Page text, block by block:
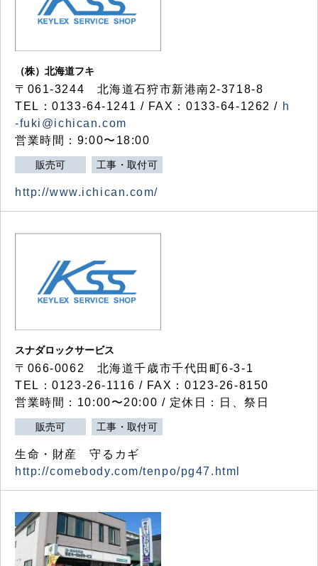
（株）北海道フキ
〒061-3244 北海道石狩市新港南2-3718-8
TEL：0133-64-1241 / FAX：0133-64-1262 / h
-fuki@ichican.com
営業時間：9:00〜18:00
販売可 工事・取付可
http://www.ichican.com/
スナダロックサービス
〒066-0062 北海道千歳市千代田町6-3-1
TEL：0123-26-1116 / FAX：0123-26-8150
営業時間：10:00〜20:00 / 定休日：日、祭日
販売可 工事・取付可
生命・財産 守るカギ
http://comebody.com/tenpo/pg47.html